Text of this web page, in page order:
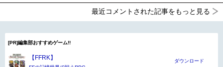
最近コメントされた記事をもっと見る
[PR]編集部おすすめゲーム!!
【FFRK】 ダウンロード